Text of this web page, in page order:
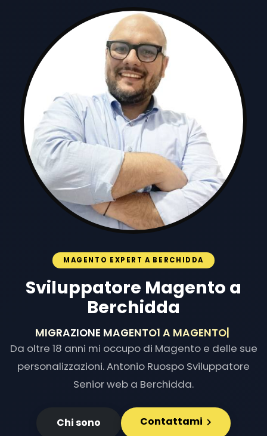
MAGENTO EXPERT A BERCHIDDA
Sviluppatore Magento a
Berchidda
MIGRAZIONE MAGENTO1 A MAG|
Da oltre 18 anni mi occupo di Magento e delle sue
personalizzazioni. Antonio Ruospo Sviluppatore
Senior web a Berchidda.
Chi sono Contattami